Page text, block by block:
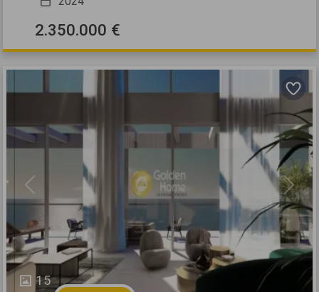
2.350.000 €
15
Previous Next